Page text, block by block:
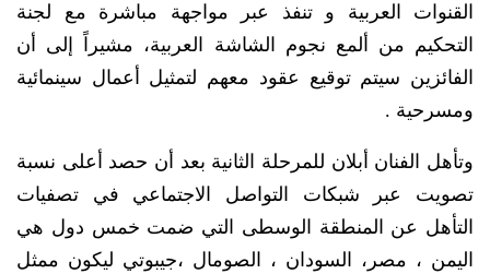
القنوات العربية و تنفذ عبر مواجهة مباشرة مع لجنة
التحكيم من ألمع نجوم الشاشة العربية، مشيراً إلى أن
الفائزين سيتم توقيع عقود معهم لتمثيل أعمال سينمائية
ومسرحية .
وتأهل الفنان أبلان للمرحلة الثانية بعد أن حصد أعلى نسبة
تصويت عبر شبكات التواصل الاجتماعي في تصفيات
التأهل عن المنطقة الوسطى التي ضمت خمس دول هي
اليمن ، مصر، السودان ، الصومال ،جيبوتي ليكون ممثل